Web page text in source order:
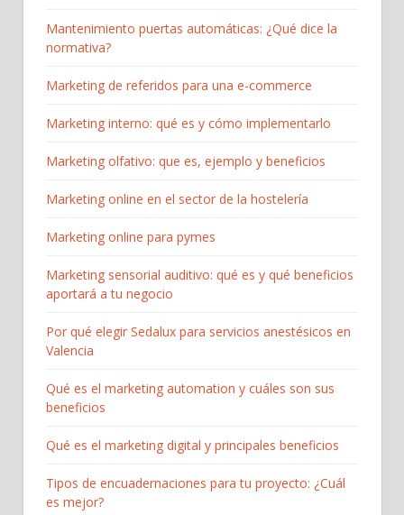
Mantenimiento puertas automáticas: ¿Qué dice la
normativa?
Marketing de referidos para una e-commerce
Marketing interno: qué es y cómo implementarlo
Marketing olfativo: que es, ejemplo y beneficios
Marketing online en el sector de la hostelería
Marketing online para pymes
Marketing sensorial auditivo: qué es y qué beneficios
aportará a tu negocio
Por qué elegir Sedalux para servicios anestésicos en
Valencia
Qué es el marketing automation y cuáles son sus
beneficios
Qué es el marketing digital y principales beneficios
Tipos de encuadernaciones para tu proyecto: ¿Cuál
es mejor?